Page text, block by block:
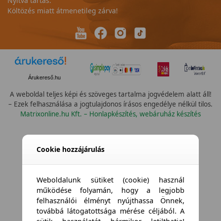
Költözés miatt átmenetileg zárva!
Árukereső.hu
A weboldal teljes képi és szöveges tartalma jogvédelem alatt áll!
– Ezek felhasználása a jogtulajdonos írásos engedélye nélkül tilos.
Matrixonline.hu Kft. – Honlapkészítés, webáruház készítés
Cookie hozzájárulás
Weboldalunk sütiket (cookie) használ
működése folyamán, hogy a legjobb
felhasználói élményt nyújthassa Önnek,
továbbá látogatottsága mérése céljából. A
Összes vízállóság